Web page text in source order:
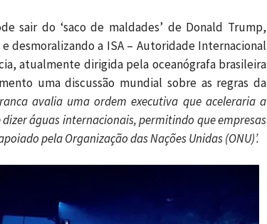
sair do ‘saco de maldades’ de Donald Trump,
desmoralizando a ISA – Autoridade Internacional
atualmente dirigida pela oceanógrafa brasileira
uma discussão mundial sobre as regras da
avalia uma ordem executiva que aceleraria a
águas internacionais, permitindo que empresas
pela Organização das Nações Unidas (ONU)’.